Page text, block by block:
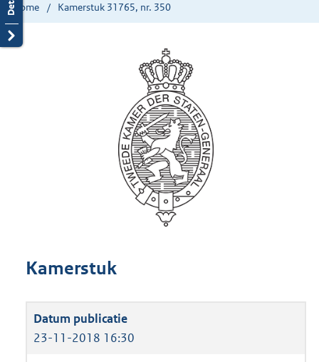
Home Kamerstuk 31765, nr. 350
Kamerstuk
23-11-2018 16:30